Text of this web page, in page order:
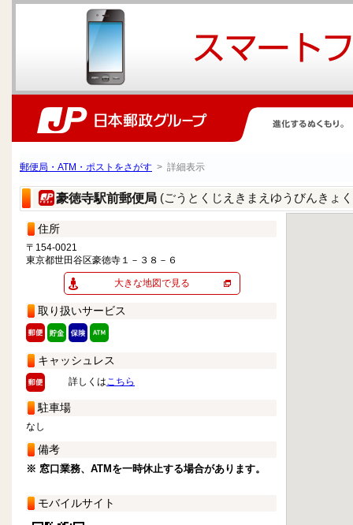
郵便局・ATM・ポストをさがす > 詳細表示
豪徳寺駅前郵便局 (ごうとくじえきまえゆうびんきょ
住所
〒154-0021
東京都世田谷区豪徳寺１－３８－６
大きな地図で見る
取り扱いサービス
キャッシュレス
詳しくはこちら
駐車場
なし
備考
※ 窓口業務、ATMを一時休止する場合があります。
モバイルサイト